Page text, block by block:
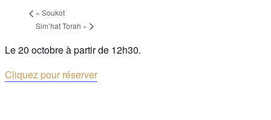
« Soukot
Sim’hat Torah »
Le 20 octobre à partir de 12h30.
Cliquez pour réserver